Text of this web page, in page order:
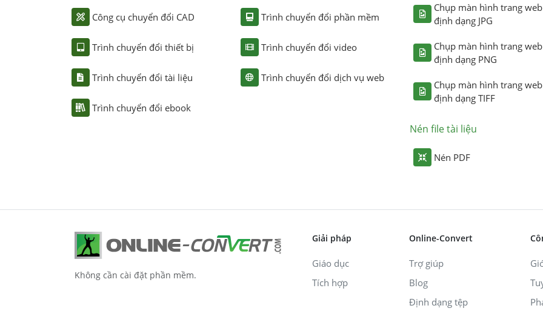
Công cụ chuyển đổi CAD
Trình chuyển đổi thiết bị
Trình chuyển đổi tài liệu
Trình chuyển đổi ebook
Trình chuyển đổi phần mềm
Trình chuyển đổi video
Trình chuyển đổi dịch vụ web
Chụp màn hình trang
định dạng JPG
Chụp màn hình trang
định dạng PNG
Chụp màn hình trang
định dạng TIFF
Nén file tài liệu
Nén PDF
Không cần cài đặt phần mềm.
Giải pháp
Giáo dục
Tích hợp
Online-Convert
Trợ giúp
Blog
Định dạng tệp